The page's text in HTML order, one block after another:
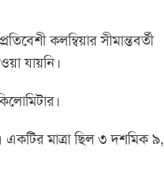
কলম্বিয়ার সীমান্তবর্তী
যায়নি।
একটির মাত্রা ছিল ৩ দশমিক ৯,